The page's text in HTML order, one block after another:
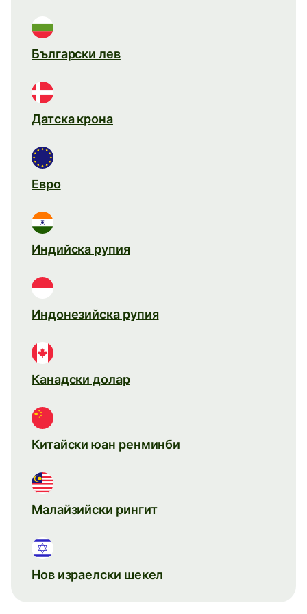
Български лев
Датска крона
Евро
Индийска рупия
Индонезийска рупия
Канадски долар
Китайски юан ренминби
Малайзийски рингит
Нов израелски шекел